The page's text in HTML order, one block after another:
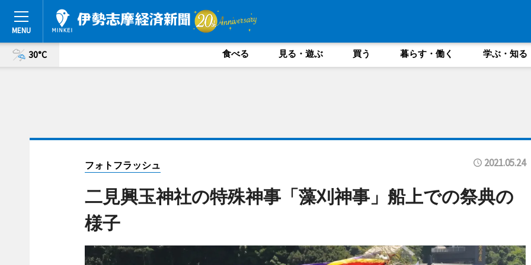
30°C 食べる 見る・遊ぶ 買う 暮らす・働く 学ぶ・知る
フォトフラッシュ 2021.05.24
二見興玉神社の特殊神事「藻刈神事」船上での祭典の
様子